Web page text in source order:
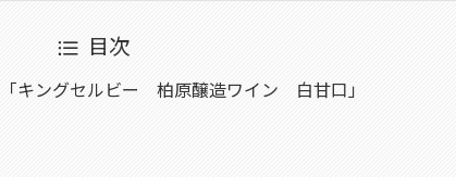
目次
「キングセルビー 柏原醸造ワイン 白甘口」